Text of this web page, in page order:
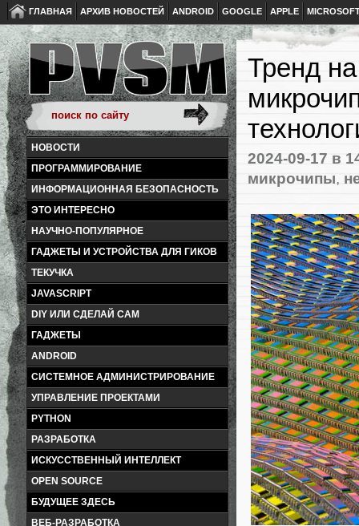
ГЛАВНАЯ АРХИВ НОВОСТЕЙ ANDROID GOOGLE APPLE
НОВОСТИ
ПРОГРАММИРОВАНИЕ
ИНФОРМАЦИОННАЯ БЕЗОПАСНОСТЬ
ЭТО ИНТЕРЕСНО
НАУЧНО-ПОПУЛЯРНОЕ
ГАДЖЕТЫ И УСТРОЙСТВА ДЛЯ ГИКОВ
ТЕКУЧКА
JAVASCRIPT
DIY ИЛИ СДЕЛАЙ САМ
ГАДЖЕТЫ
ANDROID
СИСТЕМНОЕ АДМИНИСТРИРОВАНИЕ
УПРАВЛЕНИЕ ПРОЕКТАМИ
PYTHON
РАЗРАБОТКА
ИСКУССТВЕННЫЙ ИНТЕЛЛЕКТ
OPEN SOURCE
БУДУЩЕЕ ЗДЕСЬ
ВЕБ-РАЗРАБОТКА
Тренд
2024-09-17 в
микрочипы,